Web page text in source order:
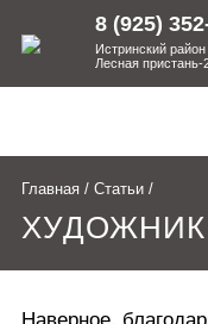
8 (925)
Истринский
Лесная пристань-
Главная/ Статьи/